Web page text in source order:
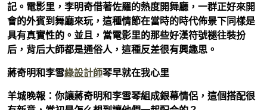
記。電影里，李明奇借著佐羅的熱度開舞廳，一群正好來開
會的外賓到舞廳來玩，這種情節在當時的時代佈景下同樣是
具有真實性的。並且，當電影里的那些好漢符號褪往裝扮
后，背后大師都是通俗人，這種反差很有興趣思。
蔣奇明和李雪綠設計師琴早就在我心里
羊城晚報：你讓蔣奇明和李雪琴組成銀幕情侶，這個搭配很